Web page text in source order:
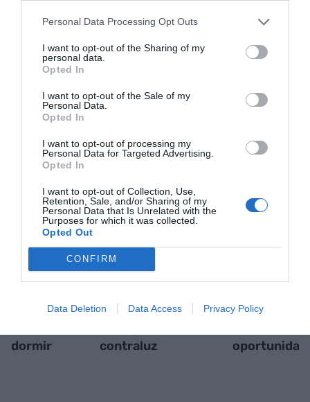
Personal Data Processing Opt Outs
I want to opt-out of the Sharing of my
personal data.
Opted In
I want to opt-out of the Sale of my
Personal Data.
Opted In
I want to opt-out of processing my
Personal Data for Targeted Advertising.
Opted In
I want to opt-out of Collection, Use,
Retention, Sale, and/or Sharing of my
Personal Data that Is Unrelated with the
Purposes for which it was collected.
Opted Out
CONFIRM
Data Deletion Data Access Privacy Policy
de Google de forma gratuita
actualidad
RELACIONADAS
dormir
contraluz
oportunidad